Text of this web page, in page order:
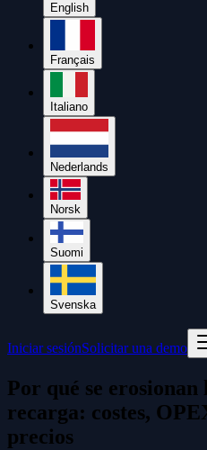
English
Français
Italiano
Nederlands
Norsk
Suomi
Svenska
Iniciar sesiónSolicitar una demo
Por qué se erosionan
recarga: costes,
precios